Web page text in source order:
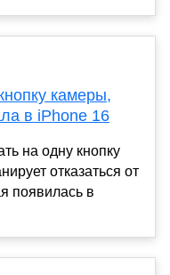
камеры,
в iPhone 16
на одну кнопку
отказаться от
появилась в